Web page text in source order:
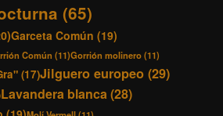
(65)
Garceta Común (19)
Común (11)Gorrión molinero(11)
(17)Jilguero europeo (29)
Lavandera blanca(28)